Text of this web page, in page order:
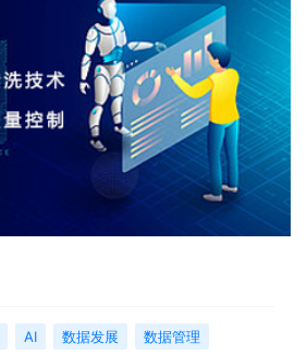
AI 数据发展
数据管理